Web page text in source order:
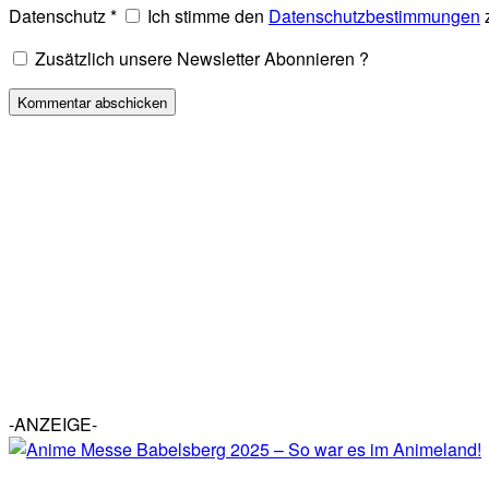
Datenschutz* Ich stimme den Datenschutzbestimmungen
Zusätzlich unsere Newsletter Abonnieren ?
-ANZEIGE-